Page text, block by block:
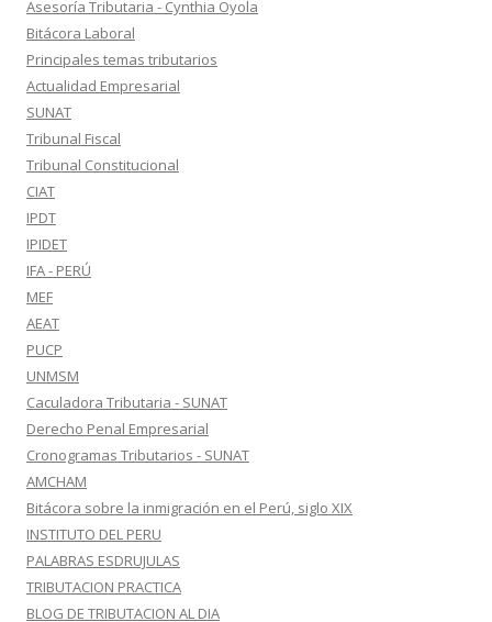
Asesoría Tributaria - Cynthia Oyola
Bitácora Laboral
Principales temas tributarios
Actualidad Empresarial
SUNAT
Tribunal Fiscal
Tribunal Constitucional
CIAT
IPDT
IPIDET
IFA - PERÚ
MEF
AEAT
PUCP
UNMSM
Caculadora Tributaria - SUNAT
Derecho Penal Empresarial
Cronogramas Tributarios - SUNAT
AMCHAM
Bitácora sobre la inmigración en el Perú, siglo XIX
INSTITUTO DEL PERU
PALABRAS ESDRUJULAS
TRIBUTACION PRACTICA
BLOG DE TRIBUTACION AL DIA